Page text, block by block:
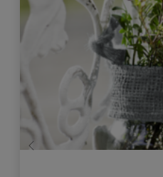
Zurück